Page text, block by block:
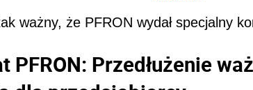
ważny, że PFRON wydał specjalny
PFRON: Przedłużenie